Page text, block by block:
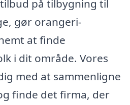
på tilbygning til
gør orangeri-
at finde
i dit område. Vores
med at sammenligne
finde det firma, der